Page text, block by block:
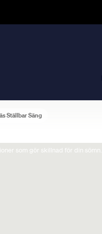
som gör skillnad för din sömn.
Ställbar Säng